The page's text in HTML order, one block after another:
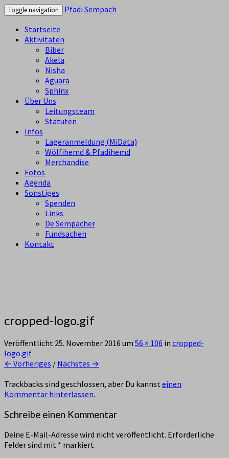
Toggle navigation
Pfadi Sempach
Startseite
Aktivitäten
Biber
Akela
Nisha
Aguara
Sphinx
Über Uns
Leitungsteam
Statuten
Infos
Lageranmeldung (MiData)
Wölfihemd & Pfadihemd
Merchandise
Fotos
Agenda
Sonstiges
Spenden
Links
De Sempacher
Fundsachen
Kontakt
cropped-logo.gif
Veröffentlicht 25. November 2016 um 56 × 106 in cropped-
logo.gif
← Vorheriges / Nächstes →
Trackbacks sind geschlossen, aber Du kannst einen
Kommentar hinterlassen.
Schreibe einen Kommentar
Deine E-Mail-Adresse wird nicht veröffentlicht. Erforderliche
Felder sind mit * markiert